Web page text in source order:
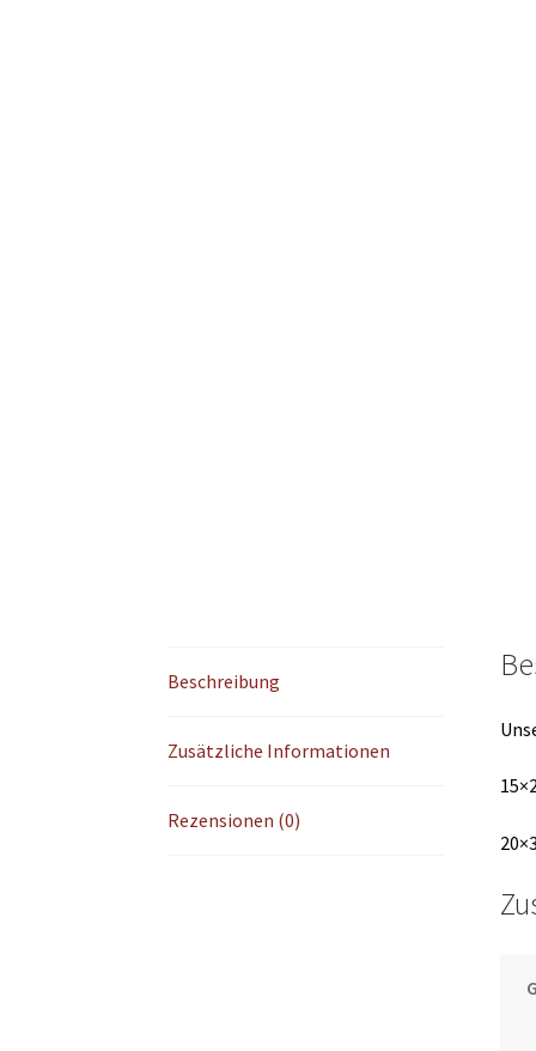
Beschreibung
Zusätzliche Informationen
Rezensionen (0)